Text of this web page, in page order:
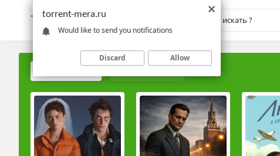
TORRENT-MERA.RU
torrent-mera.ru
Would like to send you notifications
Discard Allow